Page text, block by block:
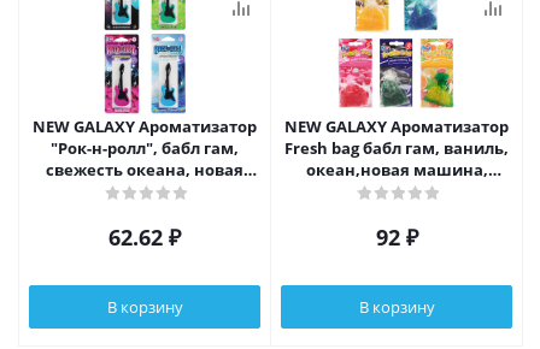
NEW GALAXY Ароматизатор
"Рок-н-ролл", бабл гам,
свежесть океана, новая
машина, летний бриз
62.62 ₽
В корзину
NEW GALAXY Ароматизатор
Fresh bag бабл гам, ваниль,
океан,новая машина,
цитрус 20 гр
92₽
В корзину